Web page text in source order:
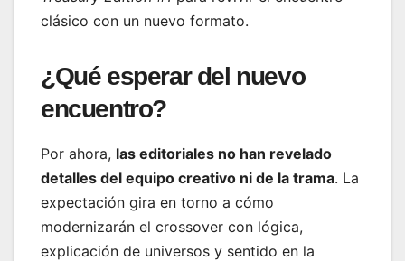
clásico con un nuevo formato.
¿Qué esperar del nuevo
encuentro?
Por ahora, las editoriales no han revelado
detalles del equipo creativo ni de la trama. La
expectación gira en torno a cómo
modernizarán el crossover con lógica,
explicación de universos y sentido en la